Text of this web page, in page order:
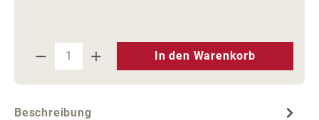
Produkt Anzahl: Gib den
In den Warenkorb
Beschreibung